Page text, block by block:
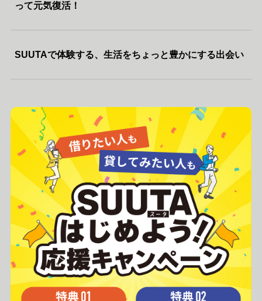
って元気復活！
SUUTAで体験する、生活をちょっと豊かにする出会い